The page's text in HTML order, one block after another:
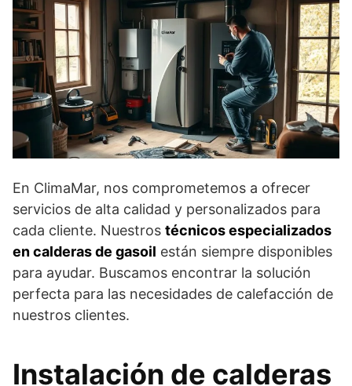
En ClimaMar, nos comprometemos a ofrecer
servicios de alta calidad y personalizados para
cada cliente. Nuestros técnicos especializados
en calderas de gasoil están siempre disponibles
para ayudar. Buscamos encontrar la solución
perfecta para las necesidades de calefacción de
nuestros clientes.
Instalación de calderas